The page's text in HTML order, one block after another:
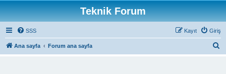
Teknik Forum
SSS Giriş
Kayıt
Ana sayfa Forum ana sayfa